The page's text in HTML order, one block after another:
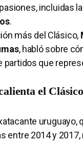
incluidas
.
más del Clásico,
, habló sobre
partidos que
el
uruguayo,
entre 2014 y